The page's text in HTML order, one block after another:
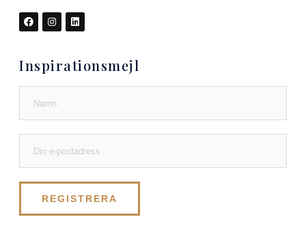
Inspirationsmejl